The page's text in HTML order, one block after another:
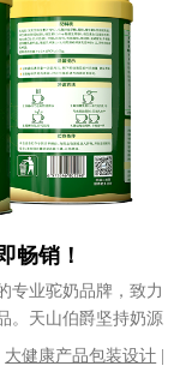
畅销！
专业驼奶品牌，致力
。天山伯爵坚持奶源
大健康产品包装设计